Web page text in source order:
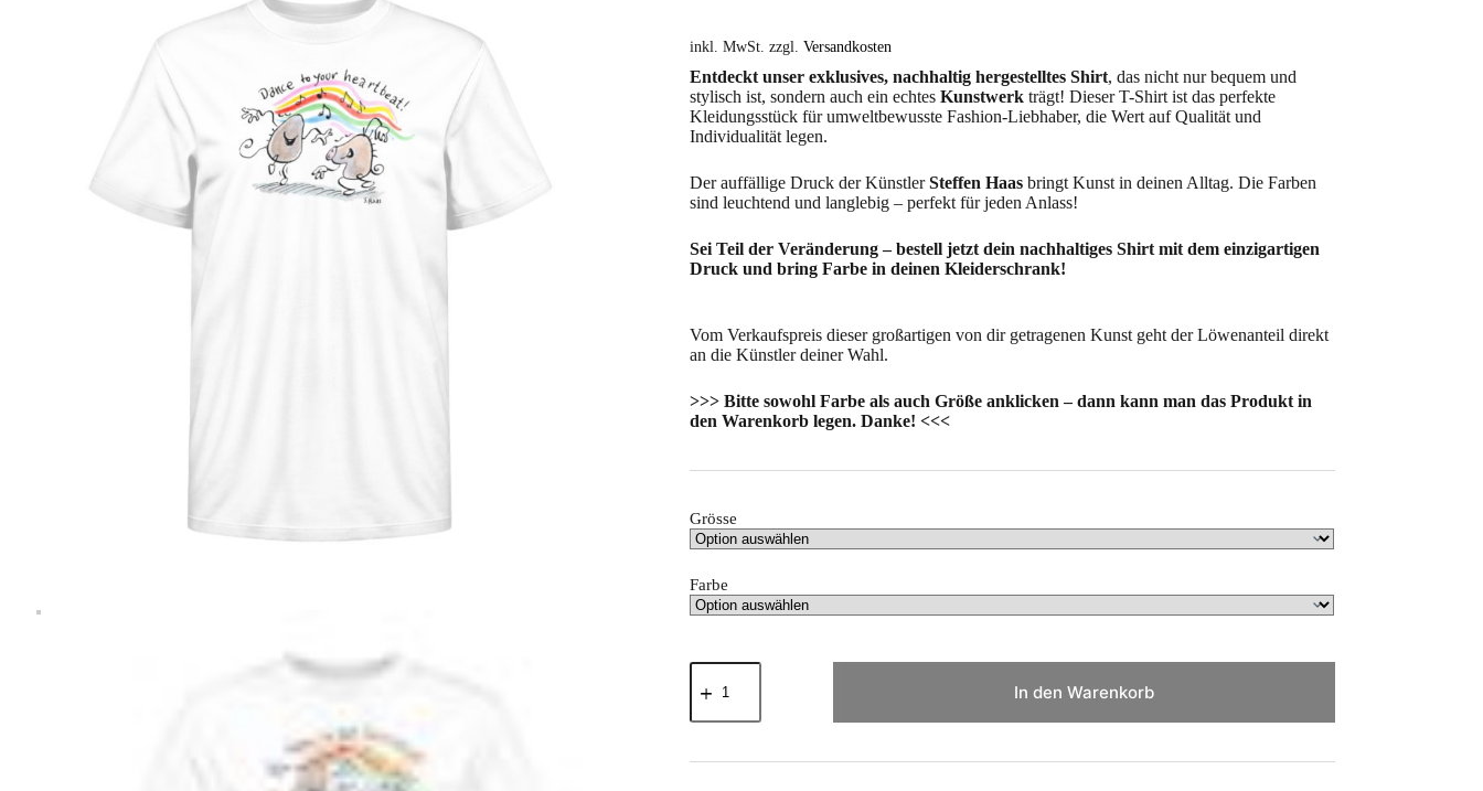
inkl. MwSt. zzgl. Versandkosten
Entdeckt unser exklusives, nachhaltig hergestelltes Shirt, das nicht nur bequem und
stylisch ist, sondern auch ein echtes Kunstwerkträgt! Dieser T-Shirt ist das perfekte
Kleidungsstück für umweltbewusste Fashion-Liebhaber, die Wert auf Qualität und
Individualität legen.
Der auffällige Druck der KünstlerSteffen Haasbringt Kunst in deinen Alltag. Die Farben
sind leuchtend und langlebig – perfekt für jeden Anlass!
Sei Teil der Veränderung – bestell jetzt dein nachhaltiges Shirt mit dem einzigartigen
Druck und bring Farbe in deinen Kleiderschrank!
Vom Verkaufspreis dieser großartigen von dir getragenen Kunst geht der Löwenanteil direkt
an die Künstler deiner Wahl.
>>> Bitte sowohl Farbe als auch Größe anklicken – dann kann man das Produkt in
den Warenkorb legen. Danke! <<<
Grösse
Farbe
"dance
to
heartbeat!
Steffen
In den Warenkorb